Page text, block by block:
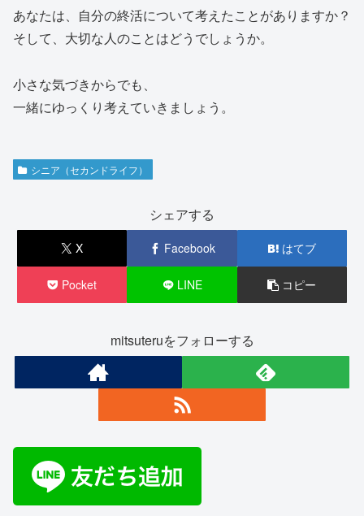
あなたは、自分の終活について考えたことがありますか？
そして、大切な人のことはどうでしょうか。
小さな気づきからでも、
一緒にゆっくり考えていきましょう。
シニア（セカンドライフ）
シェアする
X Facebook はてブ
Pocket LINE コピー
mitsuteruをフォローする